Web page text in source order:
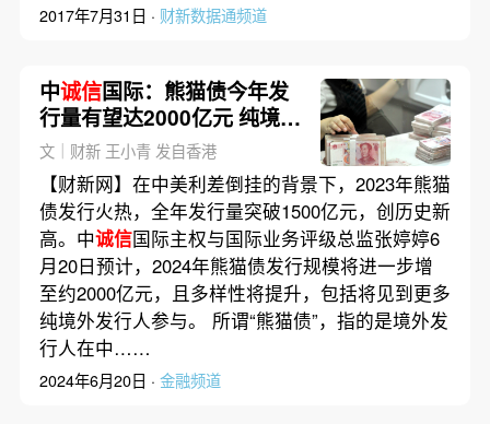
2017年7月31日 · 财新数据通频道
中诚信国际：熊猫债今年发
行量有望达2000亿元 纯境外
发行人增加
文｜财新 王小青 发自香港
【财新网】在中美利差倒挂的背景下，2023年熊猫
债发行火热，全年发行量突破1500亿元，创历史新
高。中诚信国际主权与国际业务评级总监张婷婷6
月20日预计，2024年熊猫债发行规模将进一步增
至约2000亿元，且多样性将提升，包括将见到更多
纯境外发行人参与。 所谓“熊猫债”，指的是境外发
行人在中……
2024年6月20日 · 金融频道